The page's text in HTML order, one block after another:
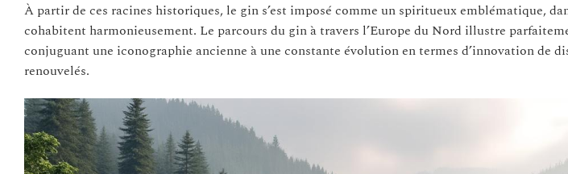
À partir de ces racines historiques, le gin s’est imposé comme un spiritueux emblématique,
cohabitent harmonieusement. Le parcours du gin à travers l’Europe du Nord illustre
conjuguant une iconographie ancienne à une constante évolution en termes d’innovation de
renouvelés.